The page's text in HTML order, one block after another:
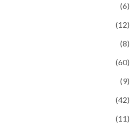
(6)
(12)
(8)
(60)
(9)
(42)
(11)